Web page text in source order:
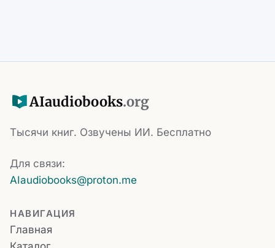
AIaudiobooks.org
Тысячи книг. Озвучены ИИ. Бесплатно
Для связи:
AIaudiobooks@proton.me
НАВИГАЦИЯ
Главная